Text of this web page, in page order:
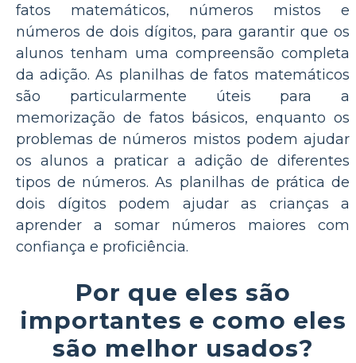
fatos matemáticos, números mistos e
números de dois dígitos, para garantir que os
alunos tenham uma compreensão completa
da adição. As planilhas de fatos matemáticos
são particularmente úteis para a
memorização de fatos básicos, enquanto os
problemas de números mistos podem ajudar
os alunos a praticar a adição de diferentes
tipos de números. As planilhas de prática de
dois dígitos podem ajudar as crianças a
aprender a somar números maiores com
confiança e proficiência.
Por que eles são
importantes e como eles
são melhor usados?